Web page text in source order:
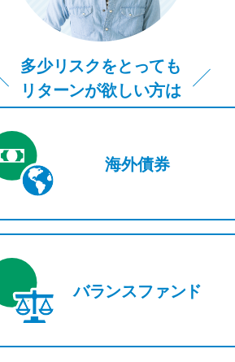
多少リスクをとっても
リターンが欲しい方は
海外債券
バランスファンド
バランス型
為替ヘッジあり